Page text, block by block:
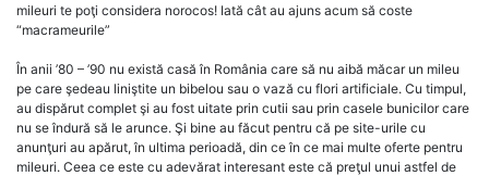
mileuri te poţi considera norocos! Iată cât au ajuns acum să coste
“macrameurile”
În anii ’80 – ’90 nu există casă în România care să nu aibă măcar un mileu
pe care şedeau liniştite un bibelou sau o vază cu flori artificiale. Cu timpul,
au dispărut complet şi au fost uitate prin cutii sau prin casele bunicilor care
nu se îndură să le arunce. Şi bine au făcut pentru că pe site-urile cu
anunţuri au apărut, în ultima perioadă, din ce în ce mai multe oferte pentru
mileuri. Ceea ce este cu adevărat interesant este că preţul unui astfel de